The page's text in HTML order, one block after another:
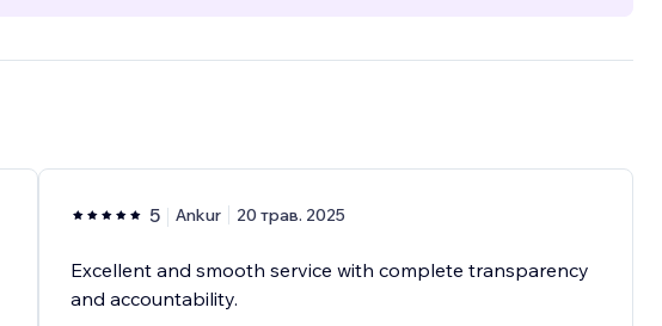
5 Ankur 20 трав. 2025
Excellent and smooth service with complete transparency
and accountability.